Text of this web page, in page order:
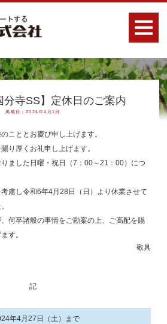
分寺SS】定休日のご案内
掲載日：2024年4月1日
こととお慶び申し上げます。
り厚くお礼申し上げます。
ました日曜・祝日（7：00～21：00）につ
慮し令和6年4月28日（日）より休業させて
何卒諸般の事情をご勘案の上、ご高配を賜
す。
敬具
記
年4月27日（土）まで